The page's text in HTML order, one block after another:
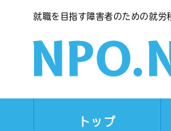
就職を目指す障害者のための就
トップ